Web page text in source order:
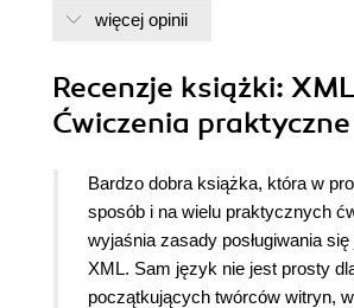
więcej opinii
Recenzje książki:
Ćwiczenia praktyczne
Bardzo dobra książka, która w
sposób i na wielu praktycznych
wyjaśnia zasady posługiwania
XML. Sam język nie jest prosty
początkujących twórców witryn,